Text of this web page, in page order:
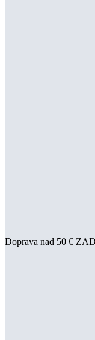
Doprava nad 50 €